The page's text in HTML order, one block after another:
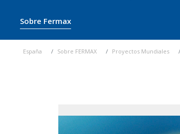
Sobre Fermax
España Sobre FERMAX Proyectos Mundiales